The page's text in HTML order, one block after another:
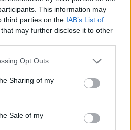
This information may
third parties on the IAB’s List of
that may further disclose it to other
Opt Outs
Sharing of my
Sale of my
Verstappen, em
francesa Nathanaelle
da Equipa
nos